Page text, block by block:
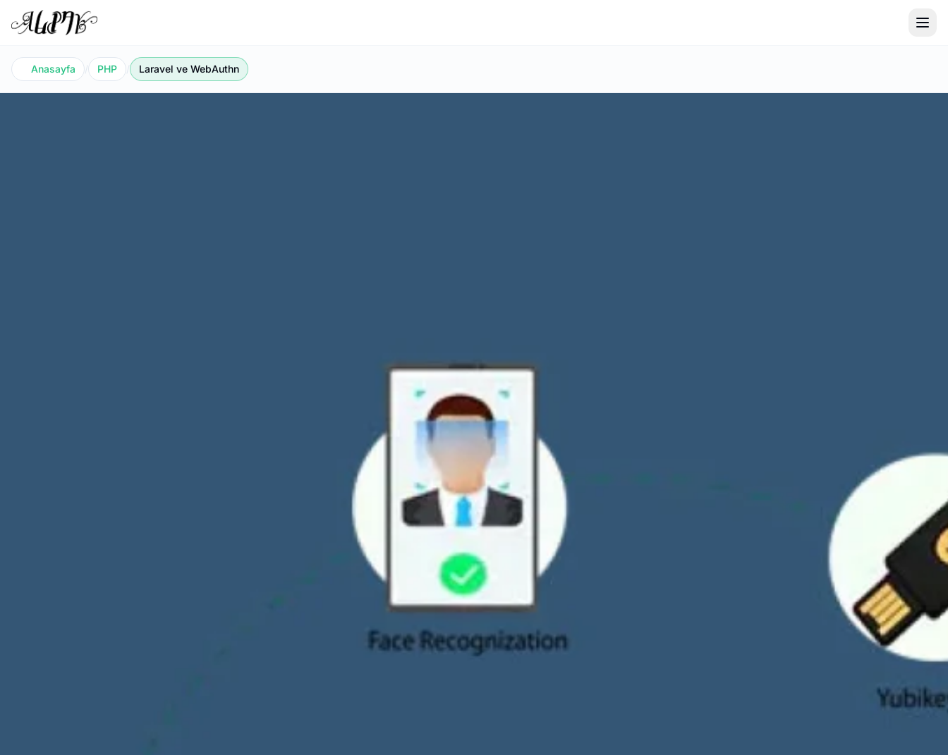
Anasayfa / PHP / Laravel ve WebAuthn